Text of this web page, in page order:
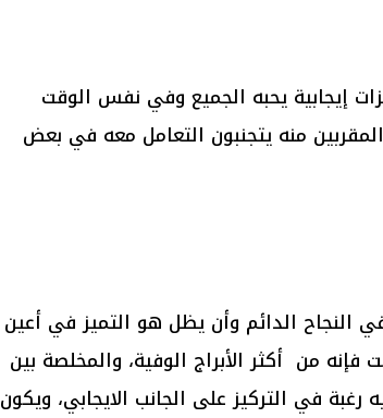
إيجابية يحبه الجميع وفي نفس الوقت
منه يتجنبون التعامل معه في بعض
النجاح الدائم وأن يظل هو التميز في أعين
من أكثر الأبراج الوفية، والمخلصة بين
رغبة في التركيز على الجانب الايجابي، ويكون